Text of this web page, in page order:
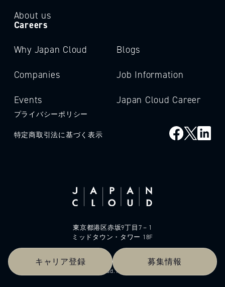
キャリア登録 募集情報
About us
Careers
Why Japan Cloud
Companies
Events
Blogs
Job Information
Japan Cloud Career
プライバシーポリシー
特定商取引法に基づく表示
東京都港区赤坂9丁目7－1
ミッドタウン・タワー 18F
© 2026 Japan Cloud. All rights reserved.